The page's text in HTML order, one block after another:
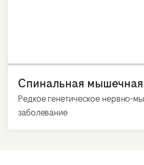
Спинальная
Редкое генетическое нервно-
заболевание